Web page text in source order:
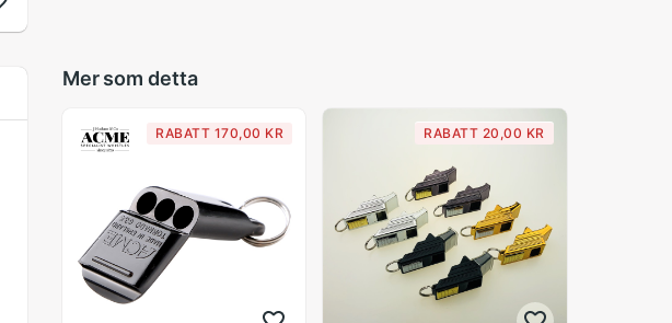
Mer som detta
RABATT 170,00 KR RABATT 20,00 KR